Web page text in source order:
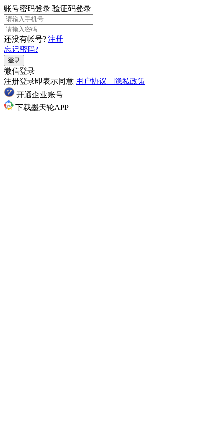
账号密码登录 验证码登录
还没有帐号? 注册
忘记密码?
登录
微信登录
注册登录即表示同意 用户协议、隐私政策
开通企业账号
下载墨天轮APP